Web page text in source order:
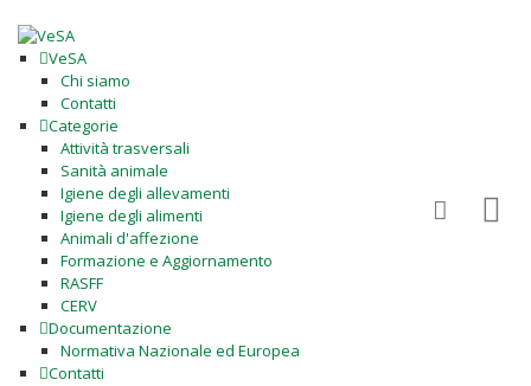
VeSA
Chi siamo
Contatti
Categorie
Attività trasversali
Sanità animale
Igiene degli allevamenti
Igiene degli alimenti
Animali d'affezione
Formazione e Aggiornamento
RASFF
CERV
Documentazione
Normativa Nazionale ed Europea
Contatti